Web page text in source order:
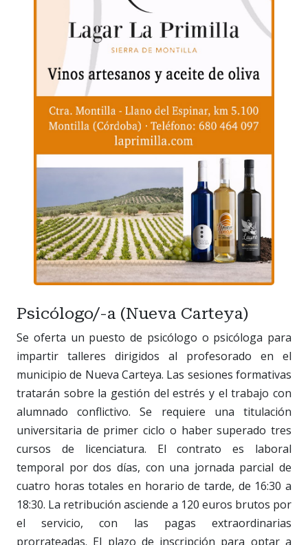
Psicólogo/-a (Nueva Carteya)
Se oferta un puesto de psicólogo o psicóloga para
impartir talleres dirigidos al profesorado en el
municipio de Nueva Carteya. Las sesiones formativas
tratarán sobre la gestión del estrés y el trabajo con
alumnado conflictivo. Se requiere una titulación
universitaria de primer ciclo o haber superado tres
cursos de licenciatura. El contrato es laboral
temporal por dos días, con una jornada parcial de
cuatro horas totales en horario de tarde, de 16:30 a
18:30. La retribución asciende a 120 euros brutos por
el servicio, con las pagas extraordinarias
prorrateadas. El plazo de inscripción para optar a